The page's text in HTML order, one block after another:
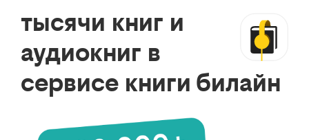
тысячи книг и
аудиокниг в
сервисе книги билайн